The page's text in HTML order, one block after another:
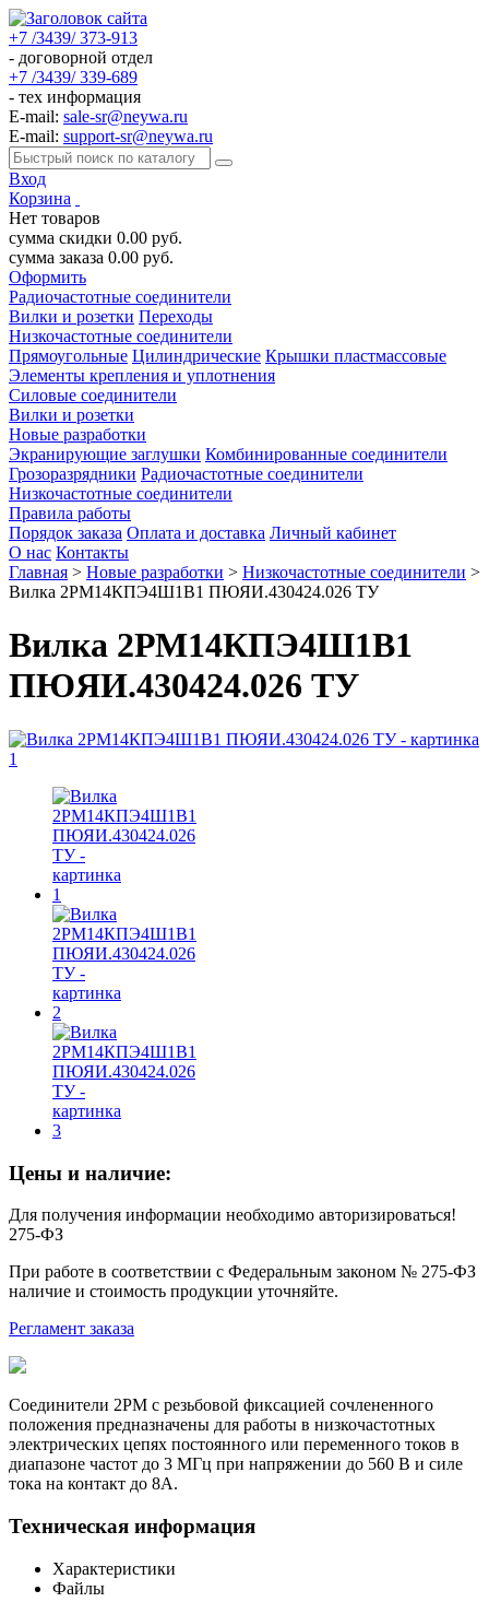
+7 /3439/ 373-913
- договорной отдел
+7 /3439/ 339-689
- тех информация
E-mail: sale-sr@neywa.ru
E-mail: support-sr@neywa.ru
Вход
Корзина
Нет товаров
сумма скидки 0.00 руб.
сумма заказа 0.00 руб.
Оформить
Радиочастотные соединители
Вилки и розетки Переходы
Низкочастотные соединители
Прямоугольные Цилиндрические Крышки пластмассовые
Элементы крепления и уплотнения
Силовые соединители
Вилки и розетки
Новые разработки
Экранирующие заглушки Комбинированные соединители
Грозоразрядники Радиочастотные соединители
Низкочастотные соединители
Правила работы
Порядок заказа Оплата и доставка Личный кабинет
О нас Контакты
Главная > Новые разработки > Низкочастотные соединители >
Вилка 2РМ14КПЭ4Ш1В1 ПЮЯИ.430424.026 ТУ
Вилка 2РМ14КПЭ4Ш1В1
ПЮЯИ.430424.026 ТУ
Цены и наличие:
Для получения информации необходимо авторизироваться!
275-ФЗ
При работе в соответствии с Федеральным законом № 275-ФЗ
наличие и стоимость продукции уточняйте.
Регламент заказа
Соединители 2РМ с резьбовой фиксацией сочлененного
положения предназначены для работы в низкочастотных
электрических цепях постоянного или переменного токов в
диапазоне частот до 3 МГц при напряжении до 560 В и силе
тока на контакт до 8А.
Техническая информация
Характеристики
Файлы